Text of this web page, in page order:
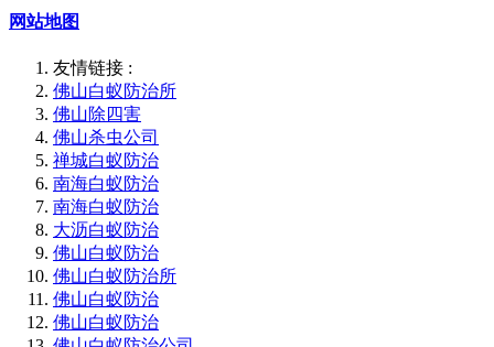
网站地图
友情链接 :
佛山白蚁防治所
佛山除四害
佛山杀虫公司
禅城白蚁防治
南海白蚁防治
南海白蚁防治
大沥白蚁防治
佛山白蚁防治
佛山白蚁防治所
佛山白蚁防治
佛山白蚁防治